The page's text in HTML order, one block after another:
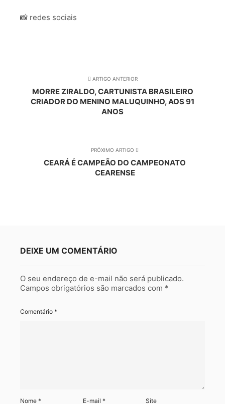
📸 redes sociais
ARTIGO ANTERIOR
MORRE ZIRALDO, CARTUNISTA BRASILEIRO
CRIADOR DO MENINO MALUQUINHO, AOS 91
ANOS
PRÓXIMO ARTIGO
CEARÁ É CAMPEÃO DO CAMPEONATO
CEARENSE
DEIXE UM COMENTÁRIO
O seu endereço de e-mail não será publicado.
Campos obrigatórios são marcados com *
Comentário *
Nome * E-mail* Site